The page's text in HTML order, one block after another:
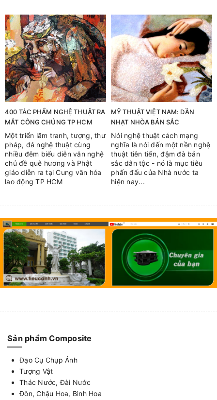
400 TÁC PHẨM NGHỆ THUẬT RA
MẮT CÔNG CHÚNG TP HCM
Một triển lãm tranh, tượng, thư
pháp, đá nghệ thuật cùng
nhiều đêm biểu diễn văn nghệ
chủ đề quê hương và Phật
giáo diễn ra tại Cung văn hóa
lao động TP HCM
MỸ THUẬT VIỆT NAM: DẦN
NHẠT NHÒA BẢN SẮC
Nói nghệ thuật cách mạng
nghĩa là nói đến một nền nghệ
thuật tiên tiến, đậm đà bản
sắc dân tộc - nó là mục tiêu
phấn đấu của Nhà nước ta
hiện nay...
Sản phẩm Composite
Đạo Cụ Chụp Ảnh
Tượng Vật
Thác Nước, Đài Nước
Đôn, Chậu Hoa, Bình Hoa